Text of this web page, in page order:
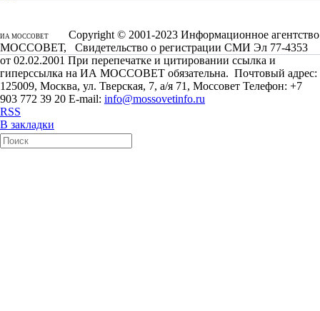
ИА МОССОВЕТ
Copyright © 2001-2023 Информационное агентство
МОССОВЕТ, Свидетельство о регистрации СМИ Эл 77-4353
от 02.02.2001 При перепечатке и цитировании ссылка и
гиперссылка на ИА МОССОВЕТ обязательна. Почтовый адрес:
125009, Москва, ул. Тверская, 7, а/я 71, Моссовет Телефон: +7
903 772 39 20 E-mail: info@mossovetinfo.ru
RSS
В закладки